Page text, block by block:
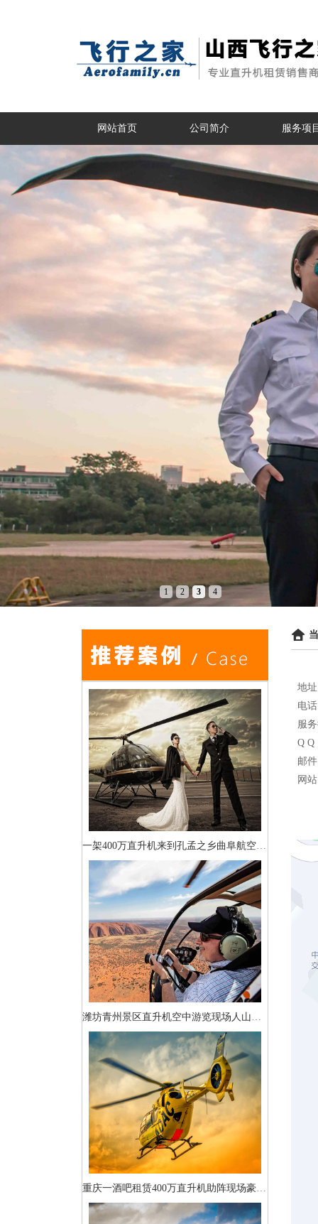
网站首页 公司简介 服务项
1 2 3 4
一架400万直升机来到孔孟之乡曲阜航空科普
潍坊青州景区直升机空中游览现场人山人海
重庆一酒吧租赁400万直升机助阵现场豪车云集
地
电
服
Q Q
邮
网